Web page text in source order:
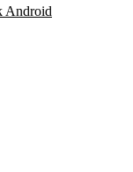
Android